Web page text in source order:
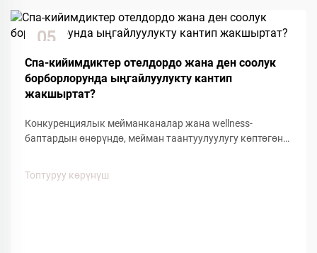
05
Спа-кийимдиктер отелдордо жана ден соолук
борборлорунда ыңгайлуулукту кантип
жакшыртат?
Конкуренциялык мейманканалар жана wellness-
баптардын өнөрүндө, мейман таантуулуулугу көптөгөн
тийгизген көптөгөн факторлордун ичинен, спа кийимдер
Топтуруу көрүнүш